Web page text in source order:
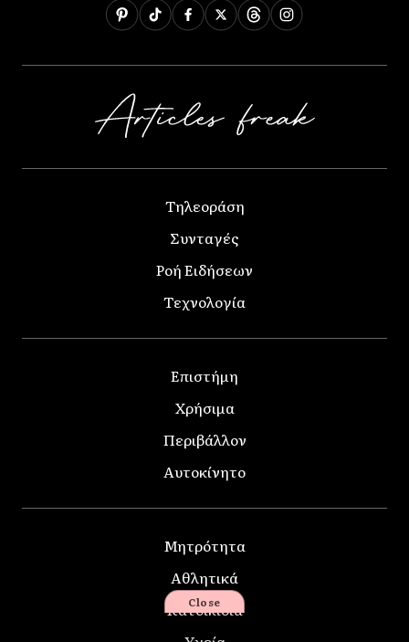
Τηλεοράση
Συνταγές
Ροή Ειδήσεων
Τεχνολογία
Επιστήμη
Χρήσιμα
Περιβάλλον
Αυτοκίνητο
Μητρότητα
Αθλητικά
Κατοικίδια
Close